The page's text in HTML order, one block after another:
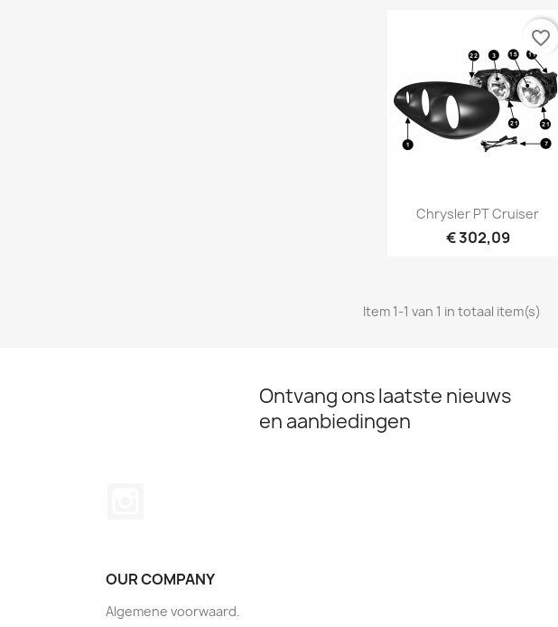
Snel bekijken
Chrysler PT Cruiser
€ 302,09
favorite_border
Item 1-1 van 1 in totaal item(s)
Ontvang ons laatste nieuws
en aanbiedingen
OUR COMPANY
Algemene voorwaard.